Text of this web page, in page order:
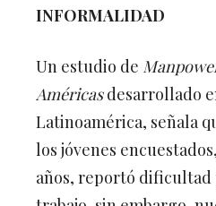
INFORMALIDAD
Un estudio de
Américasdesarrollado
Latinoamérica, señala
los jóvenes
años, reportó dificultad